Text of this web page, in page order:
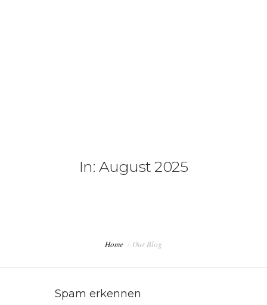
In: August 2025
Home Our Blog
Spam erkennen